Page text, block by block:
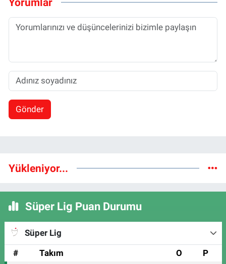
Gönder
Yükleniyor...
Süper Lig Puan Durumu
Süper Lig
#
Takım O P